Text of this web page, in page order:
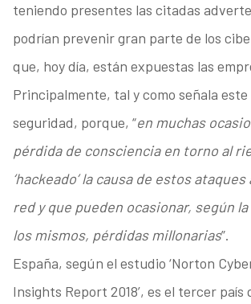
teniendo presentes las citadas
podrían prevenir gran parte de los
que, hoy día, están expuestas las
Principalmente, tal y como señala
seguridad, porque, “en muchas
pérdida de consciencia en torno al
‘hackeado’ la causa de estos
red y que pueden ocasionar, según
los mismos, pérdidas millonarias”.
España, según el estudio ‘Norton
Insights Report 2018’, es el tercer país